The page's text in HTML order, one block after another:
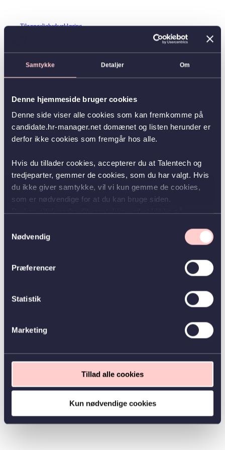
Samtykke Detaljer Om
Denne hjemmeside bruger cookies
Denne side viser alle cookies som kan fremkomme på
candidate.hr-manager.net domænet og listen herunder er
derfor ikke cookies som fremgår hos alle.
Hvis du tillader cookies, accepterer du at Talentech og
tredjeparter, gemmer de cookies, som du har valgt. Hvis
du ikke giver samtykke, vil vi kun gemme de cookies,
som er nødvendige for at du kan bruge siden.
Nødvendig
Præferencer
Statistik
Marketing
Tillad alle cookies
Kun nødvendige cookies
Tilgængelighedserklæring